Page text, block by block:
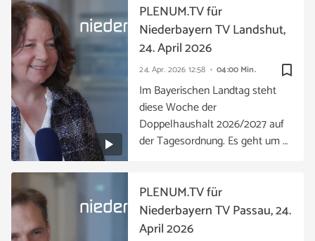
bookmark_border
24. Apr. 2026 12:58 04:00 Min.
PLENUM.TV für
Niederbayern TV Landshut,
24. April 2026
Im Bayerischen Landtag steht
diese Woche der
Doppelhaushalt 2026/2027 auf
der Tagesordnung. Es geht um …
PLENUM.TV für
Niederbayern TV Passau, 24.
April 2026